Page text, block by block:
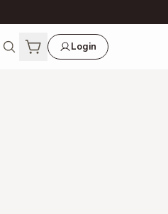
Login